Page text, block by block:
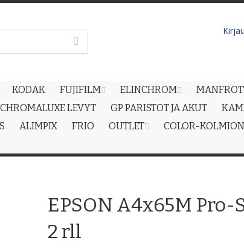
KODAK FUJIFILM ELINCHROM
CHROMALUXE LEVYT GP PARISTOT JA AKUT
ALIMPIX FRIO OUTLET
COLOR-
EPSON A4x65M Pro-
2 rll